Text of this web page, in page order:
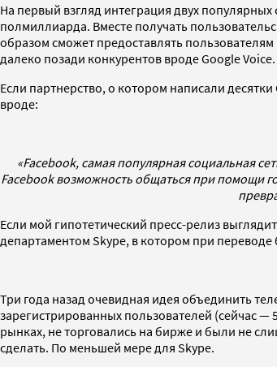
На первый взгляд интеграция двух
полмиллиарда. Вместе получать
образом сможет предоставлять
далеко позади конкурентов вроде Google Voice.
Если партнерство, о котором написали
вроде:
«Facebook, самая популярная социальная
Facebook возможность общаться при помощи
Если мой гипотетический пресс-релиз
департаментом Skype, в котором при
Три года назад очевидная идея объединить
зарегистрированных пользователей (сейчас —
рынках, не торговались на бирже и были не
сделать. По меньшей мере для Skype.